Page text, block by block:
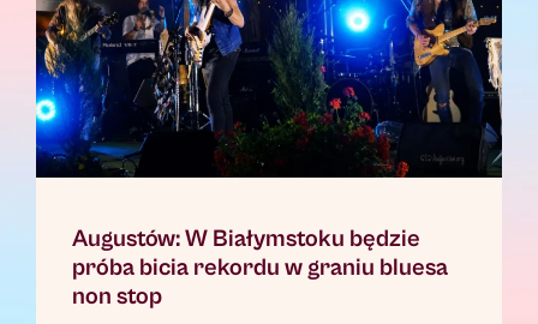
Augustów: W Białymstoku będzie
próba bicia rekordu w graniu bluesa
non stop